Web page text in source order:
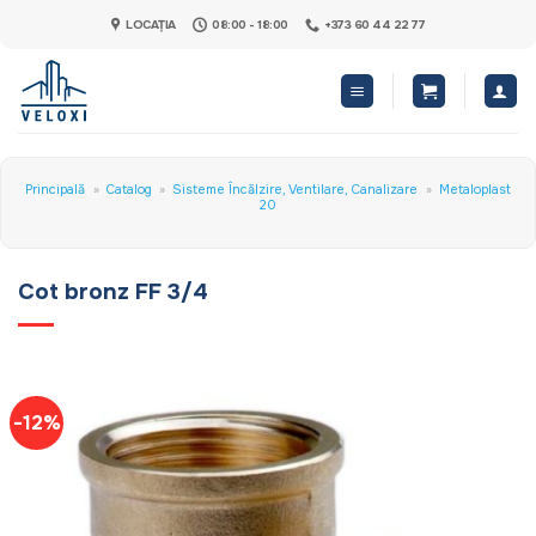
content
LOCAȚIA 08:00 - 18:00 +373 60 44 22 77
Principală » Catalog » Sisteme Încălzire, Ventilare, Canalizare » Metaloplast
20
Cot bronz FF 3/4
-12%